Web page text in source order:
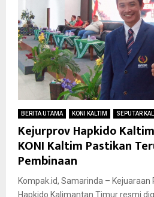
BERITA UTAMA KONI KALTIM SEPUTAR
Kejurprov Hapkido
KONI Kaltim Pastikan
Pembinaan
Kompak.id, Samarinda – Kejuaraan
Hapkido Kalimantan Timur resmi